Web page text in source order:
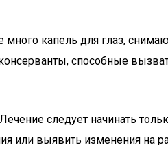
капель для глаз,
способные
Лечение следует начинать
или выявить изменения на